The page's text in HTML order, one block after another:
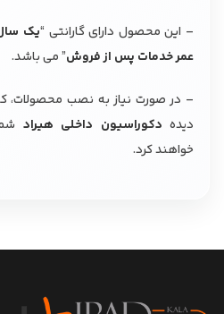
– این محصول دارای گارانتی “یک
عمر خدمات پس از فروش” می باشد.
– در صورت نیاز به نصب محصولات،
دیده دکوراسیون داخلی هیراد
خواهند کرد.